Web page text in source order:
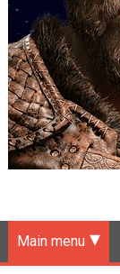
Main menu